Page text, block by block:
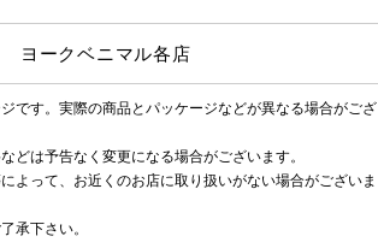
ヨークベニマル各店
です。実際の商品とパッケージなどが異なる場合がござ
どは予告なく変更になる場合がございます。
よって、お近くのお店に取り扱いがない場合がございま
承下さい。